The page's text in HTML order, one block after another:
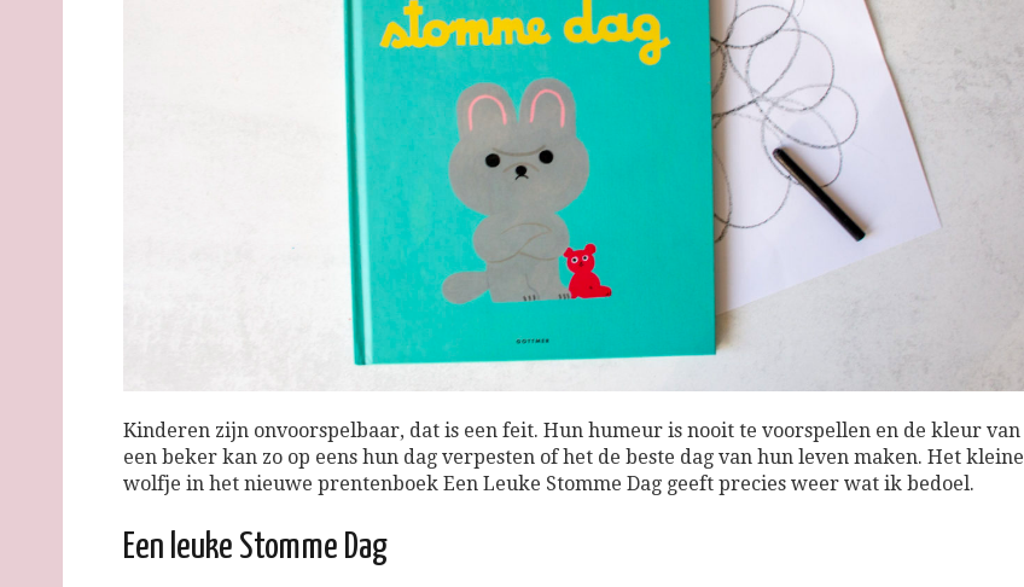
Kinderen zijn onvoorspelbaar, dat is een feit. Hun humeur is nooit te voorspellen en de kleur van
een beker kan zo op eens hun dag verpesten of het de beste dag van hun leven maken. Het kleine
wolfje in het nieuwe prentenboek Een Leuke Stomme Dag geeft precies weer wat ik bedoel.
Een leuke Stomme Dag